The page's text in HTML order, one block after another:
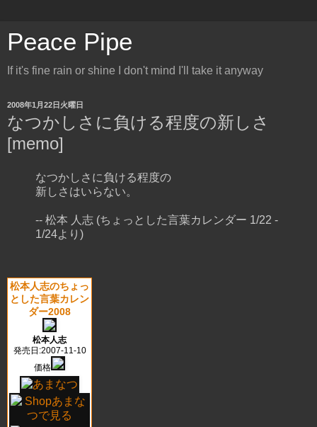
Peace Pipe
If it's fine rain or shine I don't mind I'll take it anyway
2008年1月22日火曜日
なつかしさに負ける程度の新しさ
[memo]
なつかしさに負ける程度の
新しさはいらない。
-- 松本 人志 (ちょっとした言葉カレンダー 1/22 -
1/24より)
松本人志のちょっ
とした言葉カレン
ダー2008
松本人志
発売日:2007-11-10
価格